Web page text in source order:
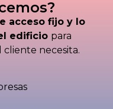
acceso fijo y lo
edificio para
necesita.